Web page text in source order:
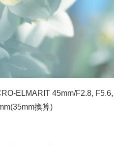
ELMARIT 45mm/F2.8, F5.6,
換算)